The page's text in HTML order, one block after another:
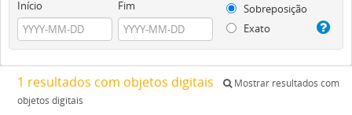
Início Fim
Sobreposição
Exato
1 resultados com objetos digitais
Mostrar resultados com
objetos digitais